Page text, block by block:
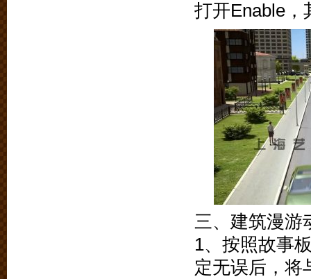
打开Enable，
三、建筑漫游
1、按照故事
定无误后，将